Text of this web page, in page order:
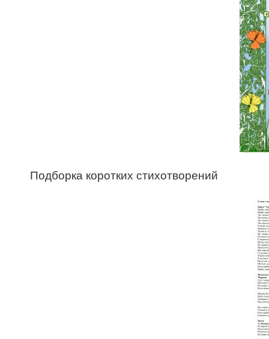
Подборка коротких стихотворений